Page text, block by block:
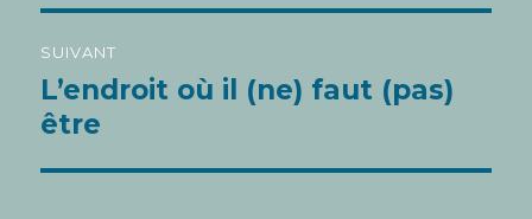
SUIVANT
Article
suivant :
L’endroit où il (ne) faut (pas)
être